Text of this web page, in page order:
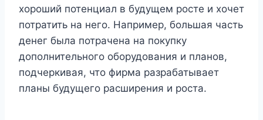
хороший потенциал в будущем росте и хочет
потратить на него. Например, большая часть
денег была потрачена на покупку
дополнительного оборудования и планов,
подчеркивая, что фирма разрабатывает
планы будущего расширения и роста.